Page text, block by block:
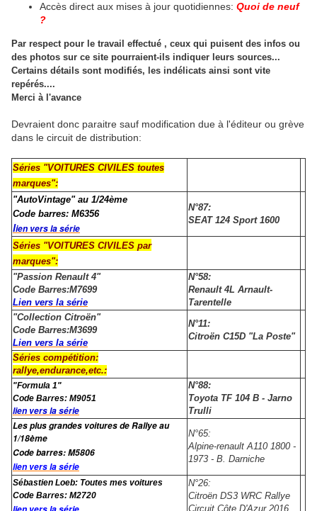
Accès direct aux mises à jour quotidiennes: Quoi de neuf
?
Par respect pour le travail effectué , ceux qui puisent des infos ou
des photos sur ce site pourraient-ils indiquer leurs sources...
Certains détails sont modifiés, les indélicats ainsi sont vite
repérés....
Merci à l'avance
Devraient donc paraitre sauf modification due à l'éditeur ou grève
dans le circuit de distribution:
Séries "VOITURES CIVILES toutes
marques":
"AutoVintage" au 1/24ème
Code barres: M6356
lien vers la série
N°87:
SEAT 124 Sport 1600
Séries "VOITURES CIVILES par
marques":
"Passion Renault 4"
Code Barres:M7699
Lien vers la série
N°58:
Renault 4L Arnault-
Tarentelle
"Collection Citroën"
Code Barres:M3699
Lien vers la série
N°11:
Citroën C15D "La Poste"
Séries compétition:
rallye,endurance,etc.:
"Formula 1"
Code Barres: M9051
lien vers la série
N°88:
Toyota TF 104 B - Jarno
Trulli
Les plus grandes voitures de Rallye au
1/18ème
Code barres:M5806
lien vers la série
N°65:
Alpine-renault A110 1800 -
1973 - B. Darniche
Sébastien Loeb: Toutes mes voitures
Code Barres: M2720
N°26:
Citroën DS3 WRC Rallye
Circuit Côte D'Azur 2016